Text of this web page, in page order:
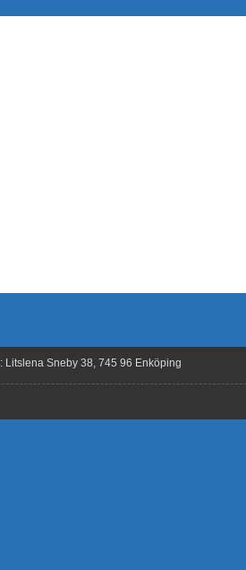
: Litslena Sneby 38, 745 96 Enköping